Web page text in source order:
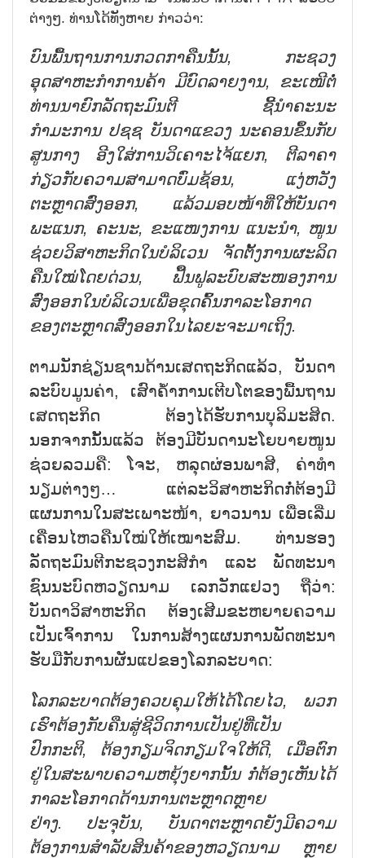
ຕ່າງໆ. ທ່ານໂດ້ທັງຫາຍ ກ່າວວ່າ:
ບົນພື້ນຖານການກວດກາຄືນນັ້ນ, ກະຊວງ
ອຸດສາຫະກຳການຄ້າ ມີບົດລາຍງານ, ຂະເໜີຕໍ່
ທ່ານນາຍົກລັດຖະມົນຕີ ຊີ້ນຳຄະນະ
ກຳມະການ ປຊຊ ບັນດາແຂວງ ນະຄອນຂຶ້ນກັບ
ສູນກາງ ອີງໃສ່ການວິເຄາະໄຈ້ແຍກ, ຕີລາຄາ
ກ່ຽວກັບຄວາມສາມາດບົ່ມຊ້ອນ, ແງ່ຫວັງ
ຕະຫຼາດສົ່ງອອກ, ແລ້ວມອບໜ້າທີ່ໃຫ້ບັນດາ
ພະແນກ, ຄະນະ, ຂະແໜງການ ແນະນຳ, ໜູນ
ຊ່ວຍວິສາຫະກິດໃນບໍລິເວນ ຈັດຕັ້ງການຜະລິດ
ຄືນໃໝ່ໂດຍດ່ວນ, ຟື້ນຟູລະບົບສະໜອງການ
ສົ່ງອອກໃນບໍລິເວນເພື່ອຂຸດຄົ້ນກາລະໂອກາດ
ຂອງຕະຫຼາດສົ່ງອອກໃນໄລຍະຈະມາເຖິງ.
ຕາມນັກຊ່ຽນຊານດ້ານເສດຖະກິດແລ້ວ, ບັນດາ
ລະບົບມູນຄ່າ, ເສົາຄ້ຳການເຕີບໂຕຂອງພື້ນຖານ
ເສດຖະກິດ ຕ້ອງໄດ້ຮັບການບຸລິມະສິດ.
ນອກຈາກນັ້ນແລ້ວ ຕ້ອງມີບັນດານະໂຍບາຍໜູນ
ຊ່ວຍລວມຄື: ໂຈະ, ຫລຸດຜ່ອນພາສີ, ຄ່າທຳ
ນຽມຕ່າງໆ… ແຕ່ລະວິສາຫະກິດກໍ່ຕ້ອງມີ
ແຜນການໃນສະເພາະໜ້າ, ຍາວນານ ເພື່ອເລີ່ມ
ເຄື່ອນໄຫວຄືນໃໝ່ໃຫ້ເໝາະສົມ. ທ່ານຮອງ
ລັດຖະມົນຕີກະຊວງກະສິກຳ ແລະ ພັດທະນາ
ຊົນນະບົດຫວຽດນາມ ເລກວັກແຢວງ ຖືວ່າ:
ບັນດາວິສາຫະກິດ ຕ້ອງເສີມຂະຫຍາຍຄວາມ
ເປັນເຈົ້າການ ໃນການສ້າງແຜນການພັດທະນາ
ຮັບມືກັບການຜັນແປຂອງໂລກລະບາດ:
ໂລກລະບາດຕ້ອງຄວບຄຸມໃຫ້ໄດ້ໂດຍໄວ, ພວກ
ເຮົາຕ້ອງກັບຄືນສູ່ຊີວິດການເປັນຢູ່ທີ່ເປັນ
ປົກກະຕິ, ຕ້ອງກຽມຈິດກຽມໃຈໃຫ້ດີ, ເມື່ອຕົກ
ຢູ່ໃນສະພາບຄວາມຫຍຸ້ງຍາກນັ້ນ ກໍ່ຕ້ອງເຫັນໄດ້
ກາລະໂອກາດດ້ານການຕະຫຼາດຫຼາຍ
ຢ່າງ. ປະຈຸບັນ, ບັນດາຕະຫຼາດຍັງມີຄວາມ
ຕ້ອງການສຳລັບສິນຄ້າຂອງຫວຽດນາມ
ຫຼາຍ